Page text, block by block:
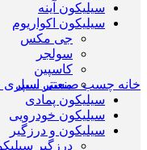
سیلیکون آینه
سیلیکون اکواریوم
جی مکس
سولجر
کاسپین
مستر سیل
سیلیکون پمادی
سیلیکون خودرویی
سیلیکون و درزگیر
درزگیر
بزرگنمایی تصویر
خانه چسب صنعتی